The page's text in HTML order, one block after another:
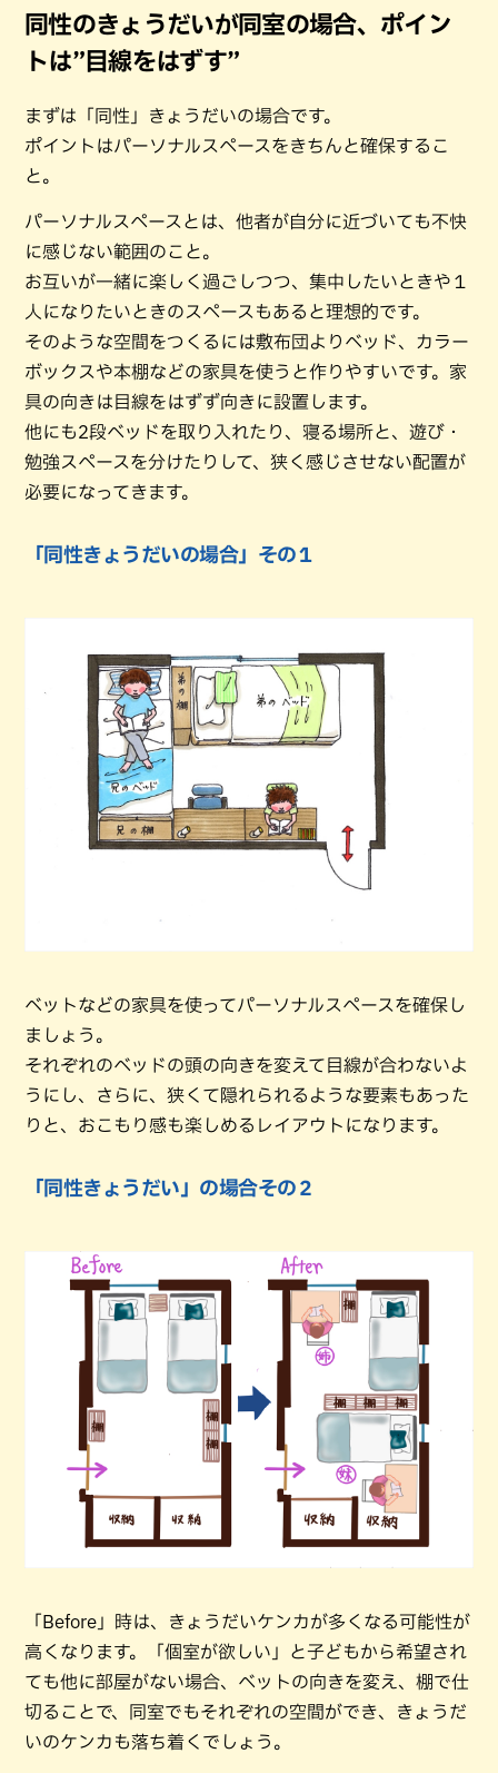
同性のきょうだいが同室の場合、ポイン
トは”目線をはずす”
まずは「同性」きょうだいの場合です。
ポイントはパーソナルスペースをきちんと確保するこ
と。
パーソナルスペースとは、他者が自分に近づいても不快
に感じない範囲のこと。
お互いが一緒に楽しく過ごしつつ、集中したいときや１
人になりたいときのスペースもあると理想的です。
そのような空間をつくるには敷布団よりベッド、カラー
ボックスや本棚などの家具を使うと作りやすいです。家
具の向きは目線をはずず向きに設置します。
他にも2段ベッドを取り入れたり、寝る場所と、遊び・
勉強スペースを分けたりして、狭く感じさせない配置が
必要になってきます。
「同性きょうだいの場合」その１
ベットなどの家具を使ってパーソナルスペースを確保し
ましょう。
それぞれのベッドの頭の向きを変えて目線が合わないよ
うにし、さらに、狭くて隠れられるような要素もあった
りと、おこもり感も楽しめるレイアウトになります。
「同性きょうだい」の場合その２
「Before」時は、きょうだいケンカが多くなる可能性が
高くなります。「個室が欲しい」と子どもから希望され
ても他に部屋がない場合、ベットの向きを変え、棚で仕
切ることで、同室でもそれぞれの空間ができ、きょうだ
いのケンカも落ち着くでしょう。